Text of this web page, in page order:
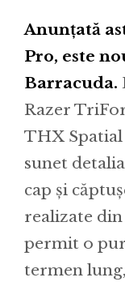
Anunțată
Pro, este
Barracuda.
Razer
THX
sunet
cap și
realizate
permit o
termen